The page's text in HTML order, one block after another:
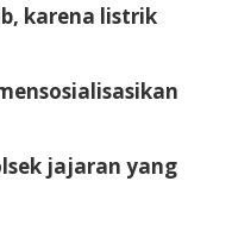
karena listrik
jajaran yang